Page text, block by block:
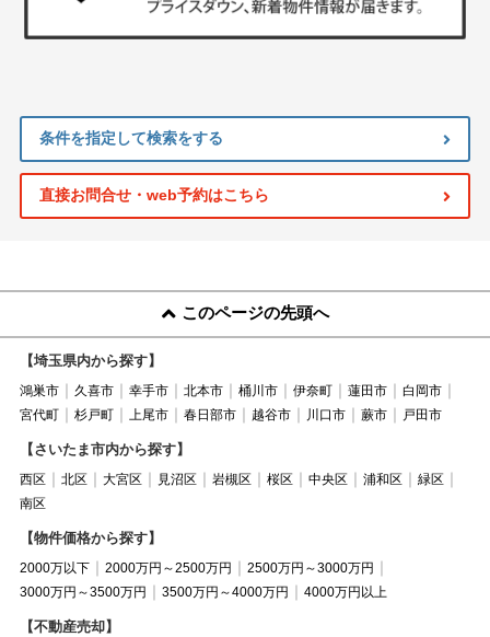
条件を指定して検索をする
直接お問合せ・web予約はこちら
このページの先頭へ
【埼玉県内から探す】
鴻巣市 久喜市 幸手市 北本市 桶川市 伊奈町 蓮田市
白岡市
宮代町
杉戸町 上尾市 春日部市 越谷市 川口市 蕨市 戸田市
【さいたま市内から探す】
西区 北区 大宮区 見沼区 岩槻区 桜区 中央区 浦和区
緑区
南区
【物件価格から探す】
2000万以下 2000万円～2500万円
2500万円～3000万円
3000万円～3500万円
3500万円～4000万円 4000万円以上
【不動産売却】